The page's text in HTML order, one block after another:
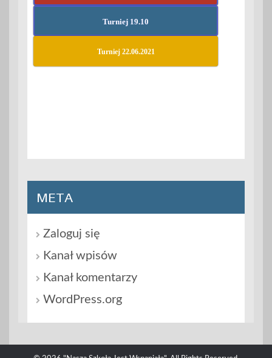
Turniej 19.10
Turniej 22.06.2021
META
Zaloguj się
Kanał wpisów
Kanał komentarzy
WordPress.org